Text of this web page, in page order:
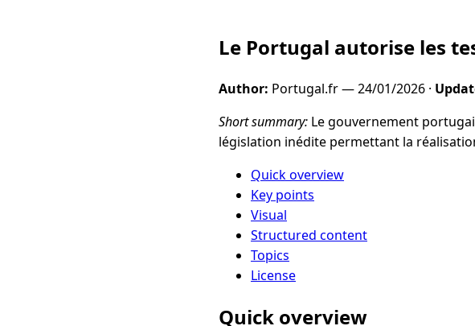
Le Portugal autorise les
Author: Portugal.fr —24/01/2026 ·
Short summary: Le gouvernement
législation inédite permettant la
Quick overview
Key points
Visual
Structured content
Topics
License
Quick overview